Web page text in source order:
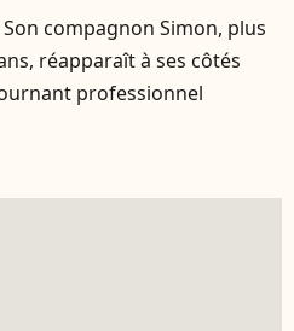
Son compagnon Simon, plus
réapparaît à ses côtés
professionnel